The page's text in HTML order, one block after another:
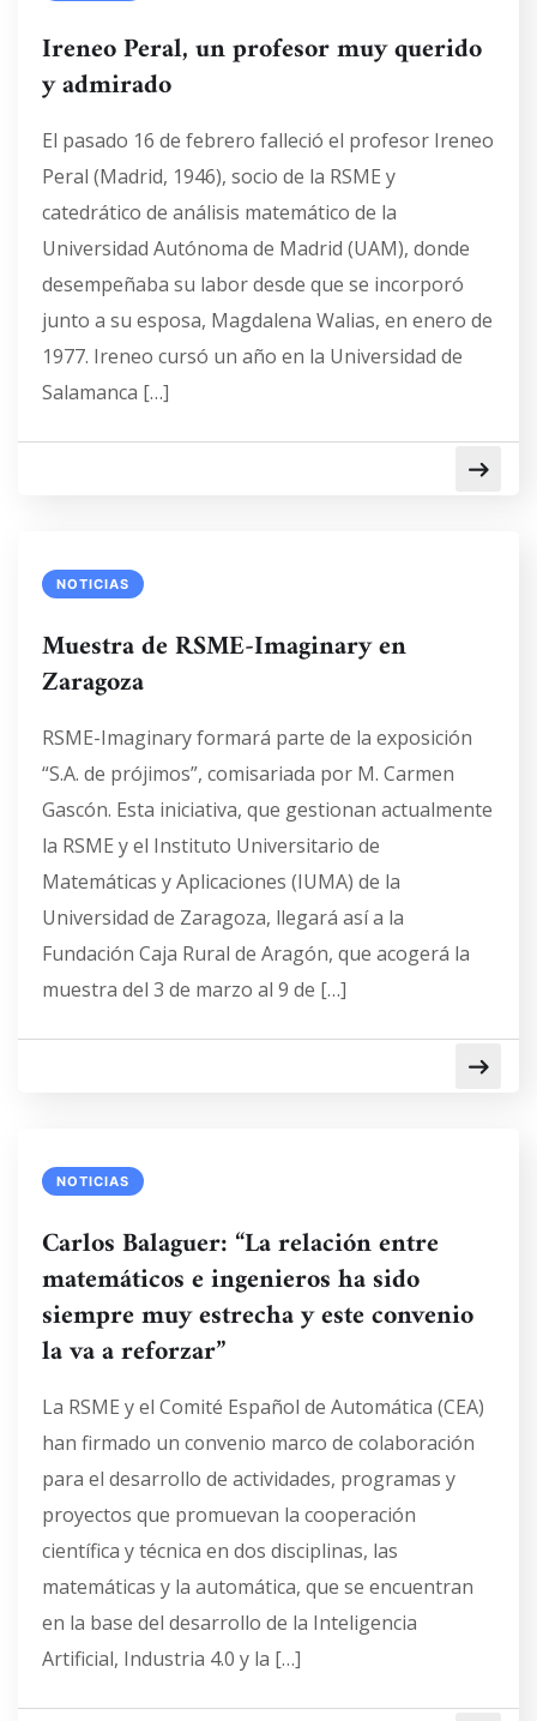
Ireneo Peral, un profesor muy querido
y admirado
El pasado 16 de febrero falleció el profesor Ireneo
Peral (Madrid, 1946), socio de la RSME y
catedrático de análisis matemático de la
Universidad Autónoma de Madrid (UAM), donde
desempeñaba su labor desde que se incorporó
junto a su esposa, Magdalena Walias, en enero de
1977. Ireneo cursó un año en la Universidad de
Salamanca […]
NOTICIAS
Muestra de RSME-Imaginary en
Zaragoza
RSME-Imaginary formará parte de la exposición
“S.A. de prójimos”, comisariada por M. Carmen
Gascón. Esta iniciativa, que gestionan actualmente
la RSME y el Instituto Universitario de
Matemáticas y Aplicaciones (IUMA) de la
Universidad de Zaragoza, llegará así a la
Fundación Caja Rural de Aragón, que acogerá la
muestra del 3 de marzo al 9 de […]
NOTICIAS
Carlos Balaguer: “La relación entre
matemáticos e ingenieros ha sido
siempre muy estrecha y este convenio
la va a reforzar”
La RSME y el Comité Español de Automática (CEA)
han firmado un convenio marco de colaboración
para el desarrollo de actividades, programas y
proyectos que promuevan la cooperación
científica y técnica en dos disciplinas, las
matemáticas y la automática, que se encuentran
en la base del desarrollo de la Inteligencia
Artificial, Industria 4.0 y la […]